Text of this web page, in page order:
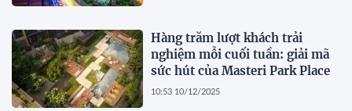
Hàng trăm lượt khách trải
nghiệm mỗi cuối tuần: giải mã
sức hút của Masteri Park Place
10:53 10/12/2025